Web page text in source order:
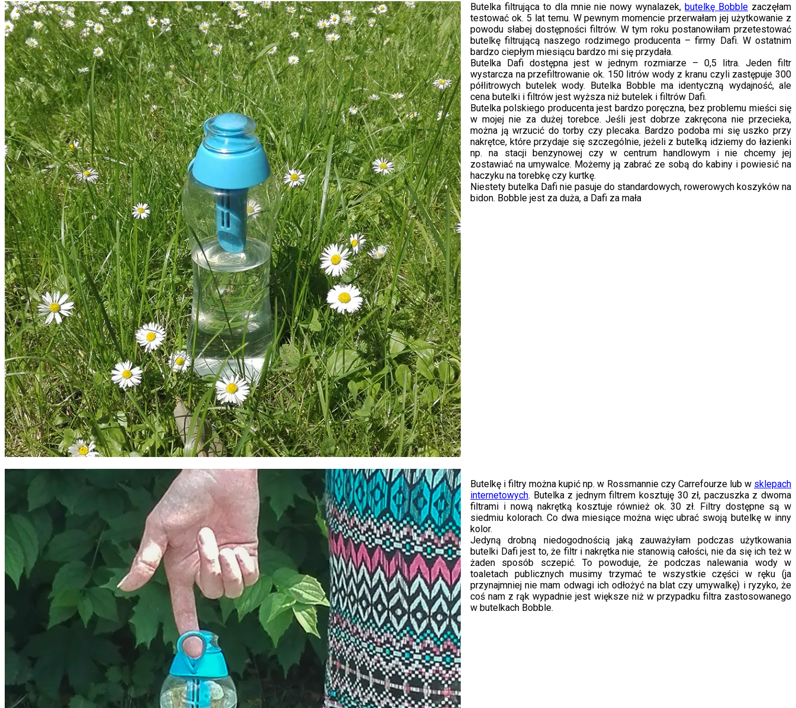
Butelka filtrująca to dla mnie nie nowy wynalazek,butelkę Bobble zaczęłam
testować ok. 5 lat temu. W pewnym momencie przerwałam jej użytkowanie z
powodu słabej dostępności filtrów. W tym roku postanowiłam przetestować
butelkę filtrującą naszego rodzimego producenta – firmy Dafi. W ostatnim
bardzo ciepłym miesiącu bardzo mi się przydała.
Butelka Dafi dostępna jest w jednym rozmiarze – 0,5 litra. Jeden filtr
wystarcza na przefiltrowanie ok. 150 litrów wody z kranu czyli zastępuje 300
półlitrowych butelek wody. Butelka Bobble ma identyczną wydajność, ale
cena butelki i filtrów jest wyższa niż butelek i filtrów Dafi.
Butelka polskiego producenta jest bardzo poręczna, bez problemu mieści się
w mojej nie za dużej torebce. Jeśli jest dobrze zakręcona nie przecieka,
można ją wrzucić do torby czy plecaka. Bardzo podoba mi się uszko przy
nakrętce, które przydaje się szczególnie, jeżeli z butelką idziemy do łazienki
np. na stacji benzynowej czy w centrum handlowym i nie chcemy jej
zostawiać na umywalce. Możemy ją zabrać ze sobą do kabiny i powiesić na
haczyku na torebkę czy kurtkę.
Niestety butelka Dafi nie pasuje do standardowych, rowerowych koszyków na
bidon. Bobble jest za duża, a Dafi za mała
Butelkę i filtry można kupić np. w Rossmannie czy Carrefourze lub w sklepach
internetowych. Butelka z jednym filtrem kosztuję 30 zł, paczuszka z dwoma
filtrami i nową nakrętką kosztuje również ok. 30 zł. Filtry dostępne są w
siedmiu kolorach. Co dwa miesiące można więc ubrać swoją butelkę w inny
kolor.
Jedyną drobną niedogodnością jaką zauważyłam podczas użytkowania
butelki Dafi jest to, że filtr i nakrętka nie stanowią całości, nie da się ich też w
żaden sposób sczepić. To powoduje, że podczas nalewania wody w
toaletach publicznych musimy trzymać te wszystkie części w ręku (ja
przynajmniej nie mam odwagi ich odłożyć na blat czy umywalkę) i ryzyko, że
coś nam z rąk wypadnie jest większe niż w przypadku filtra zastosowanego
w butelkach Bobble.